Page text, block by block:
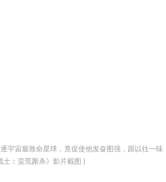
宇宙最致命星球，竟促使他发奋图强，跟以往一味
士︰蛮荒厮杀》影片截图 )